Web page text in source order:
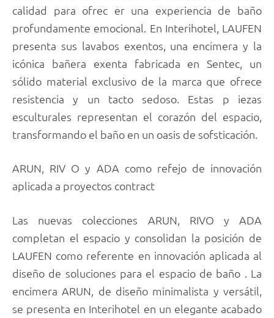
calidad para ofrec er una experiencia de baño
profundamente emocional. En Interihotel, LAUFEN
presenta sus lavabos exentos, una encimera y la
icónica bañera exenta fabricada en Sentec, un
sólido material exclusivo de la marca que ofrece
resistencia y un tacto sedoso. Estas p iezas
esculturales representan el corazón del espacio,
transformando el baño en un oasis de sofsticación.
ARUN, RIV O y ADA como refejo de innovación
aplicada a proyectos contract
Las nuevas colecciones ARUN, RIVO y ADA
completan el espacio y consolidan la posición de
LAUFEN como referente en innovación aplicada al
diseño de soluciones para el espacio de baño . La
encimera ARUN, de diseño minimalista y versátil,
se presenta en Interihotel en un elegante acabado